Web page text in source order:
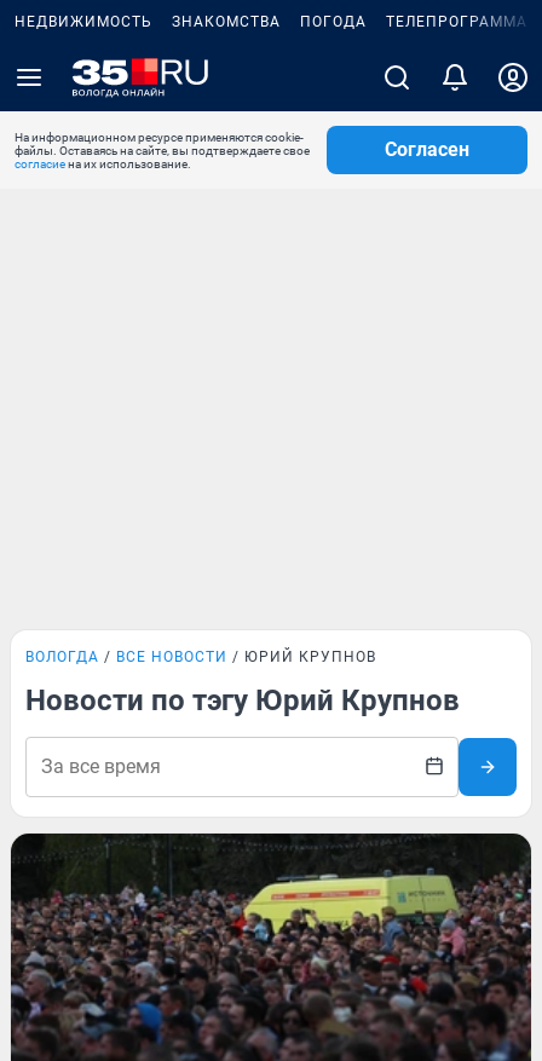
НЕДВИЖИМОСТЬ ЗНАКОМСТВА ПОГОДА ТЕЛЕПРОГРАММА
На информационном ресурсе применяются cookie-
файлы. Оставаясь на сайте, вы подтверждаете свое
согласиена их использование.
Согласен
ВОЛОГДА ВСЕ НОВОСТИ ЮРИЙ КРУПНОВ
Новости по тэгу Юрий Крупнов